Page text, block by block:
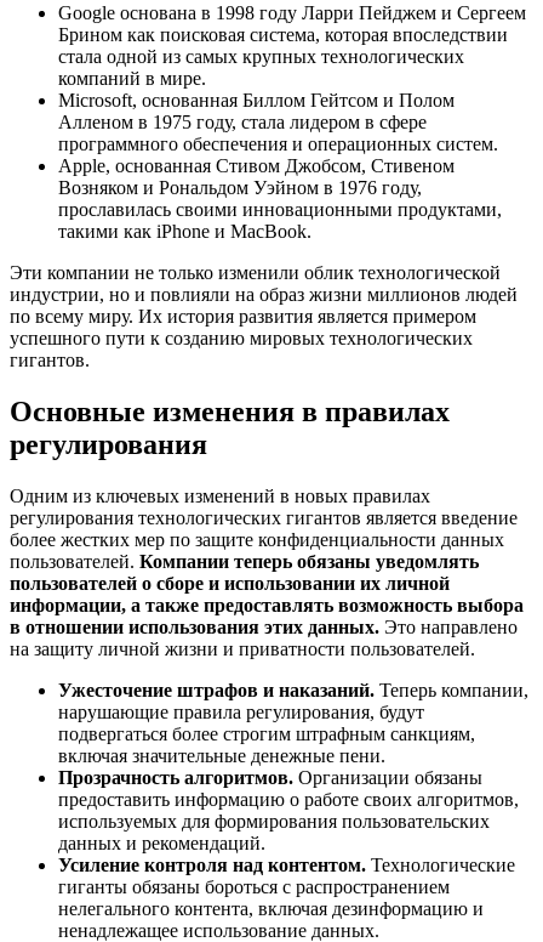
Google основана в 1998 году Ларри Пейджем и Сергеем
Брином как поисковая система, которая впоследствии
стала одной из самых крупных технологических
компаний в мире.
Microsoft, основанная Биллом Гейтсом и Полом
Алленом в 1975 году, стала лидером в сфере
программного обеспечения и операционных систем.
Apple, основанная Стивом Джобсом, Стивеном
Возняком и Рональдом Уэйном в 1976 году,
прославилась своими инновационными продуктами,
такими как iPhone и MacBook.
Эти компании не только изменили облик технологической
индустрии, но и повлияли на образ жизни миллионов людей
по всему миру. Их история развития является примером
успешного пути к созданию мировых технологических
гигантов.
Основные изменения в правилах
регулирования
Одним из ключевых изменений в новых правилах
регулирования технологических гигантов является введение
более жестких мер по защите конфиденциальности данных
пользователей. Компании теперь обязаны уведомлять
пользователей о сборе и использовании их личной
информации, а также предоставлять возможность выбора
в отношении использования этих данных. Это направлено
на защиту личной жизни и приватности пользователей.
Ужесточение штрафов и наказаний. Теперь компании,
нарушающие правила регулирования, будут
подвергаться более строгим штрафным санкциям,
включая значительные денежные пени.
Прозрачность алгоритмов. Организации обязаны
предоставить информацию о работе своих алгоритмов,
используемых для формирования пользовательских
данных и рекомендаций.
Усиление контроля над контентом. Технологические
гиганты обязаны бороться с распространением
нелегального контента, включая дезинформацию и
ненадлежащее использование данных.